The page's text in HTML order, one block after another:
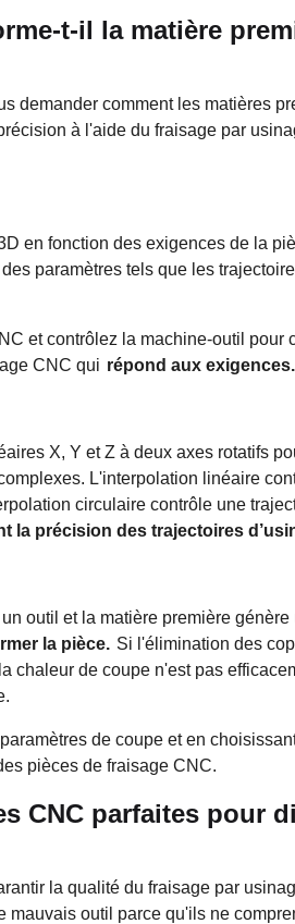
t-il la matière
demander comment les matières
à l'aide du fraisage par
en fonction des exigences de la
paramètres tels que les
et contrôlez la machine-outil pour
CNC qui répond aux exigences.
X, Y et Z à deux axes rotatifs
L'interpolation linéaire
circulaire contrôle une
la précision des trajectoires
outil et la matière première génère
la pièce. Si l'élimination des
chaleur de coupe n'est pas
de coupe et en
pièces de fraisage CNC.
CNC parfaites pour
la qualité du fraisage par
outil parce qu'ils ne